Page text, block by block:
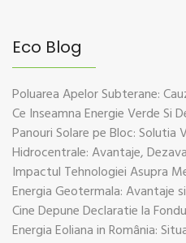
Eco Blog
Panouri Solare pe Bloc: Solutia
Cine Depune Declaratie la